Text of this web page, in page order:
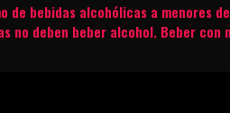
de bebidas alcohólicas a menores
no deben beber alcohol. Beber con